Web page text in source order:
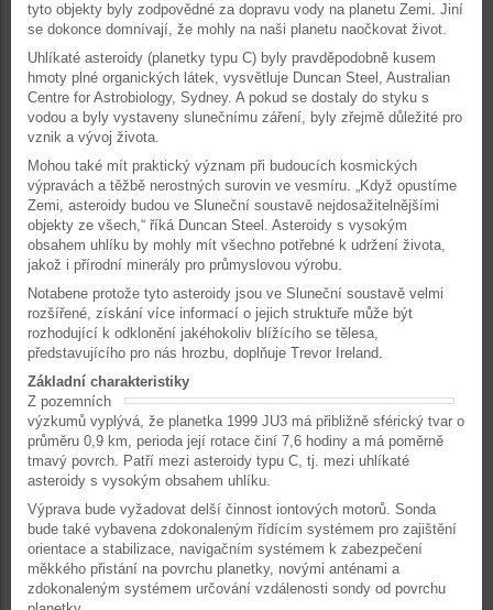
tyto objekty byly zodpovědné za dopravu vody na planetu Zemi. Jiní
se dokonce domnívají, že mohly na naši planetu naočkovat život.
Uhlíkaté asteroidy (planetky typu C) byly pravděpodobně kusem
hmoty plné organických látek, vysvětluje Duncan Steel, Australian
Centre for Astrobiology, Sydney. A pokud se dostaly do styku s
vodou a byly vystaveny slunečnímu záření, byly zřejmě důležité pro
vznik a vývoj života.
Mohou také mít praktický význam při budoucích kosmických
výpravách a těžbě nerostných surovin ve vesmíru. „Když opustíme
Zemi, asteroidy budou ve Sluneční soustavě nejdosažitelnějšími
objekty ze všech,“ říká Duncan Steel. Asteroidy s vysokým
obsahem uhlíku by mohly mít všechno potřebné k udržení života,
jakož i přírodní minerály pro průmyslovou výrobu.
Notabene protože tyto asteroidy jsou ve Sluneční soustavě velmi
rozšířené, získání více informací o jejich struktuře může být
rozhodující k odklonění jakéhokoliv blížícího se tělesa,
představujícího pro nás hrozbu, doplňuje Trevor Ireland.
Základní charakteristiky
Z pozemních
výzkumů vyplývá, že planetka 1999 JU3 má přibližně sférický tvar o
průměru 0,9 km, perioda její rotace činí 7,6 hodiny a má poměrně
tmavý povrch. Patří mezi asteroidy typu C, tj. mezi uhlíkaté
asteroidy s vysokým obsahem uhlíku.
Výprava bude vyžadovat delší činnost iontových motorů. Sonda
bude také vybavena zdokonaleným řídícím systémem pro zajištění
orientace a stabilizace, navigačním systémem k zabezpečení
měkkého přistání na povrchu planetky, novými anténami a
zdokonaleným systémem určování vzdálenosti sondy od povrchu